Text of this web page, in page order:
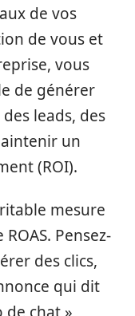
de vos
de vous et
vous
de générer
leads, des
un
(ROI).
mesure
Pensez-
des clics,
qui dit